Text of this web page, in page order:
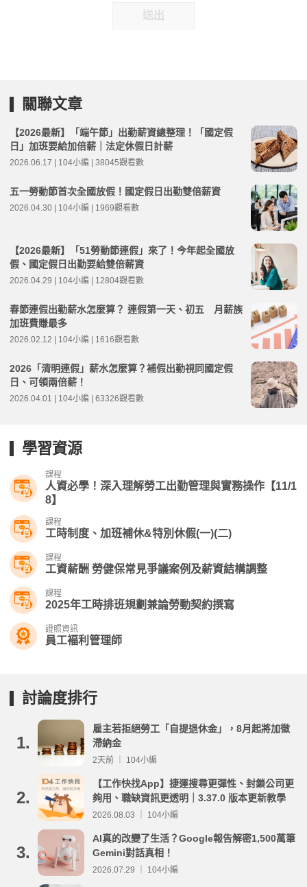
送出
關聯文章
【2026最新】「端午節」出勤薪資總整理！「國定假
日」加班要給加倍薪｜法定休假日計薪
2026.06.17 | 104小編 | 38045觀看數
五一勞動節首次全國放假！國定假日出勤雙倍薪資
2026.04.30 | 104小編 | 1969觀看數
【2026最新】「51勞動節連假」來了！今年起全國放
假、國定假日出勤要給雙倍薪資
2026.04.29 | 104小編 | 12804觀看數
春節連假出勤薪水怎麼算？ 連假第一天、初五 月薪族
加班費賺最多
2026.02.12 | 104小編 | 1616觀看數
2026「清明連假」薪水怎麼算？補假出勤視同國定假
日、可領兩倍薪！
2026.04.01 | 104小編 | 63326觀看數
學習資源
課程
人資必學！深入理解勞工出勤管理與實務操作【11/1
8】
課程
工時制度、加班補休&特別休假(一)(二)
課程
工資薪酬 勞健保常見爭議案例及薪資結構調整
課程
2025年工時排班規劃兼論勞動契約撰寫
證照資訊
員工褔利管理師
討論度排行
1.
雇主若拒絕勞工「自提退休金」，8月起將加徵
滯納金
2天前 ｜ 104小編
2.
【工作快找App】捷運搜尋更彈性、封鎖公司更
夠用、職缺資訊更透明｜3.37.0 版本更新教學
2026.08.03 ｜ 104小編
3.
AI真的改變了生活？Google報告解密1,500萬筆
Gemini對話真相！
2026.07.29 ｜ 104小編